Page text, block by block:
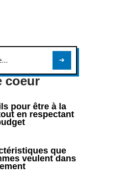
coeur
pour être à la
en respectant
que
veulent dans